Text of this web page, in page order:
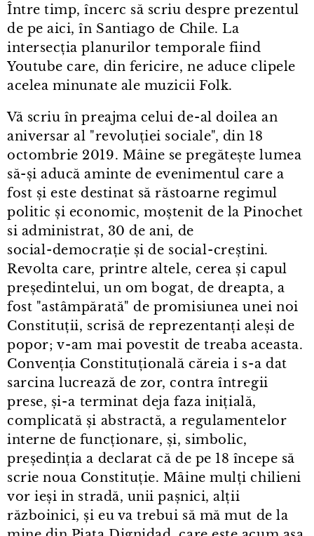
Între timp, încerc să scriu despre prezentul
de pe aici, în Santiago de Chile. La
intersecția planurilor temporale fiind
Youtube care, din fericire, ne aduce clipele
acelea minunate ale muzicii Folk.
Vă scriu în preajma celui de⁠-⁠al doilea an
aniversar al "revoluției sociale", din 18
octombrie 2019. Mâine se pregătește lumea
să-și aducă aminte de evenimentul care a
fost și este destinat să răstoarne regimul
politic și economic, moștenit de la Pinochet
si administrat, 30 de ani, de
social⁠-⁠democrație și de social⁠-⁠creștini.
Revolta care, printre altele, cerea și capul
președintelui, un om bogat, de dreapta, a
fost "astâmpărată" de promisiunea unei noi
Constituții, scrisă de reprezentanți aleși de
popor; v⁠-⁠am mai povestit de treaba aceasta.
Convenția Constituțională căreia i s⁠-⁠a dat
sarcina lucrează de zor, contra întregii
prese, și⁠-⁠a terminat deja faza inițială,
complicată și abstractă, a regulamentelor
interne de funcționare, și, simbolic,
președinția a declarat că de pe 18 începe să
scrie noua Constituție. Mâine mulți chilieni
vor ieși in stradă, unii pașnici, alții
războinici, și eu va trebui să mă mut de la